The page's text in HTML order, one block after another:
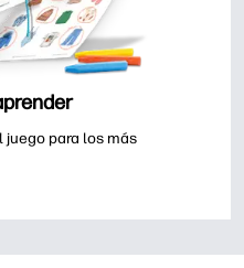
juego para los más